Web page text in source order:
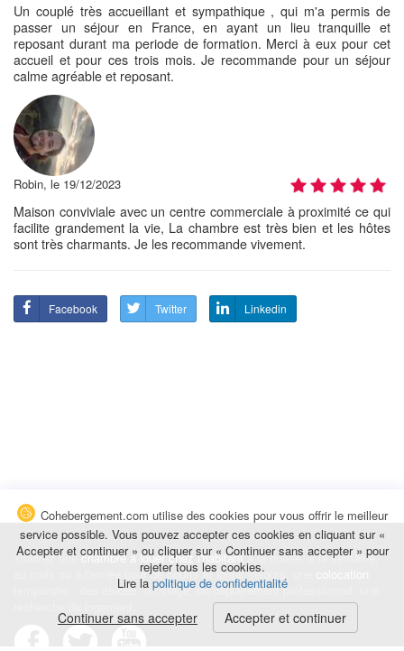
Un couplé très accueillant et sympathique , qui m'a permis de
passer un séjour en France, en ayant un lieu tranquille et
reposant durant ma periode de formation. Merci à eux pour cet
accueil et pour ces trois mois. Je recommande pour un séjour
calme agréable et reposant.
Robin, le 19/12/2023
Maison conviviale avec un centre commerciale à proximité ce qui
facilite grandement la vie, La chambre est très bien et les hôtes
sont très charmants. Je les recommande vivement.
Facebook Twitter Linkedin
Trouvez unechambre à louer chez l'habitantà la nuitée, à la semaine,
au mois ou à l'année pour de courts et longs séjours, une
temporaire : des études, un stage, un déplacement professionnel, une
Cohebergement.com utilise des cookies pour vous offrir le meilleur
service possible. Vous pouvez accepter ces cookies en cliquant sur «
Accepter et continuer » ou cliquer sur « Continuer sans accepter » pour
rejeter tous les cookies.
Lire la politique de confidentialité
Continuer sans accepter Accepter et continuer